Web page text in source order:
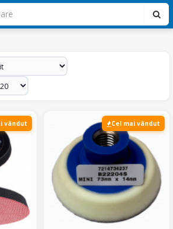
vândut Cel mai vândut